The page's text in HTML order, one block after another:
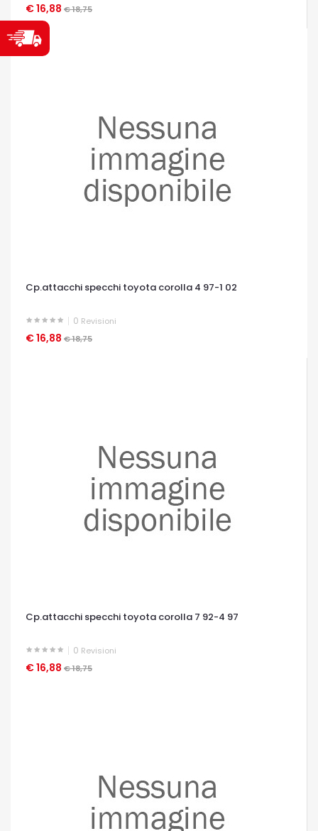
€ 16,88 € 18,75
OCCHIATA VELOCE
Cp.attacchi specchi toyota corolla 4 97-1 02
0 Revisioni
€ 16,88 € 18,75
OCCHIATA VELOCE
Cp.attacchi specchi toyota corolla 7 92-4 97
0 Revisioni
€ 16,88 € 18,75
OCCHIATA VELOCE